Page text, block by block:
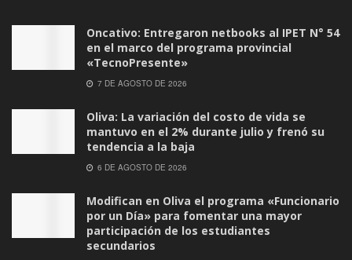
Oncativo: Entregaron netbooks al IPET N° 54
en el marco del programa provincial
«TecnoPresente»
7 DE AGOSTO DE 2026
Oliva: La variación del costo de vida se
mantuvo en el 2% durante julio y frenó su
tendencia a la baja
6 DE AGOSTO DE 2026
Modifican en Oliva el programa «Funcionario
por un Día» para fomentar una mayor
participación de los estudiantes
secundarios